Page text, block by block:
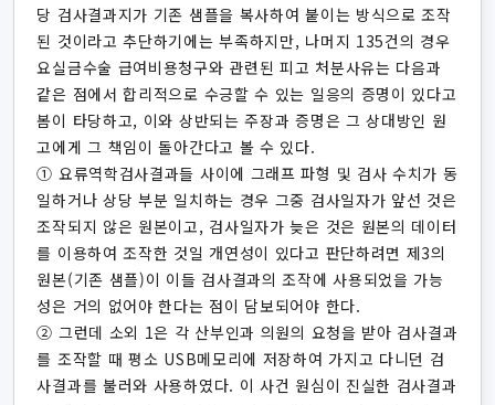
당 검사결과지가 기존 샘플을 복사하여 붙이는 방식으로 조작
된 것이라고 추단하기에는 부족하지만, 나머지 135건의 경우
요실금수술 급여비용청구와 관련된 피고 처분사유는 다음과
같은 점에서 합리적으로 수긍할 수 있는 일응의 증명이 있다고
봄이 타당하고, 이와 상반되는 주장과 증명은 그 상대방인 원
고에게 그 책임이 돌아간다고 볼 수 있다.
① 요류역학검사결과들 사이에 그래프 파형 및 검사 수치가 동
일하거나 상당 부분 일치하는 경우 그중 검사일자가 앞선 것은
조작되지 않은 원본이고, 검사일자가 늦은 것은 원본의 데이터
를 이용하여 조작한 것일 개연성이 있다고 판단하려면 제3의
원본(기존 샘플)이 이들 검사결과의 조작에 사용되었을 가능
성은 거의 없어야 한다는 점이 담보되어야 한다.
② 그런데 소외 1은 각 산부인과 의원의 요청을 받아 검사결과
를 조작할 때 평소 USB메모리에 저장하여 가지고 다니던 검
사결과를 불러와 사용하였다. 이 사건 원심이 진실한 검사결과